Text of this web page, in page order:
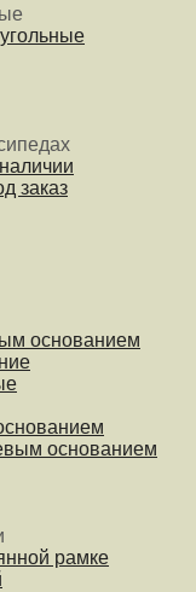
заказ
основанием
основанием
рамке